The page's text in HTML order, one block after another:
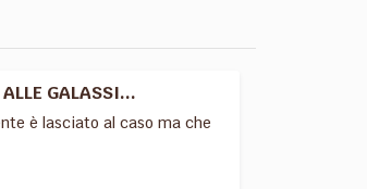
GALASSI...
è lasciato al caso ma che